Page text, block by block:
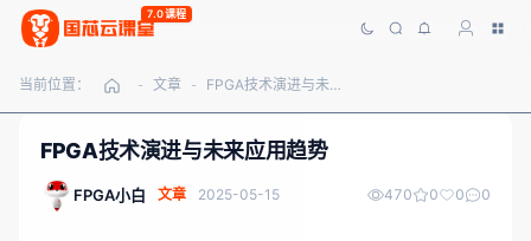
7.0课程
当前位置： - 文章 - FPGA技术演进与未来应用趋势
FPGA技术演进与未来应用趋势
FPGA小白 文章 2025-05-15 470 0 0 0